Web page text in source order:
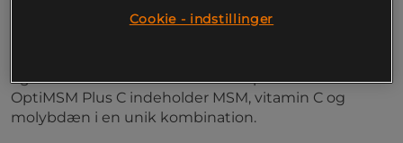
Hud, brusk, knogleskelet og immunforsvaret har
OptiMSM Plus C indeholder MSM, vitamin C og
molybdæn i en unik kombination.
Cookie - indstillinger